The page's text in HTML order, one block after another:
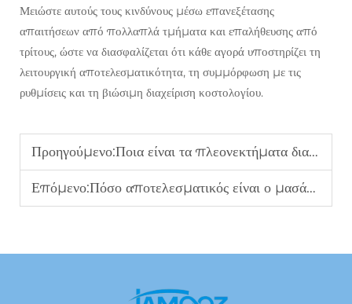
Μειώστε αυτούς τους κινδύνους μέσω επανεξέτασης
απαιτήσεων από πολλαπλά τμήματα και επαλήθευσης από
τρίτους, ώστε να διασφαλίζεται ότι κάθε αγορά υποστηρίζει τη
λειτουργική αποτελεσματικότητα, τη συμμόρφωση με τις
ρυθμίσεις και τη βιώσιμη διαχείριση κοστολογίου.
Προηγούμενο:Ποια είναι τα πλεονεκτήματα διανομής B2B των μικρών μασέρ ματιών;
Επόμενο:Πόσο αποτελεσματικός είναι ο μασάζ ποδιών με αεροσυμπίεση για την εταιρική ευεξία;